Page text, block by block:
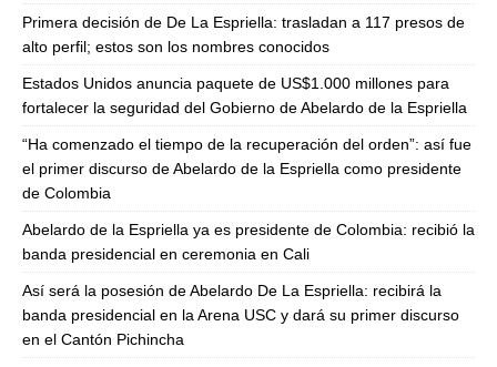
Primera decisión de De La Espriella: trasladan a 117 presos de
alto perfil; estos son los nombres conocidos
Estados Unidos anuncia paquete de US$1.000 millones para
fortalecer la seguridad del Gobierno de Abelardo de la Espriella
“Ha comenzado el tiempo de la recuperación del orden”: así fue
el primer discurso de Abelardo de la Espriella como presidente
de Colombia
Abelardo de la Espriella ya es presidente de Colombia: recibió la
banda presidencial en ceremonia en Cali
Así será la posesión de Abelardo De La Espriella: recibirá la
banda presidencial en la Arena USC y dará su primer discurso
en el Cantón Pichincha